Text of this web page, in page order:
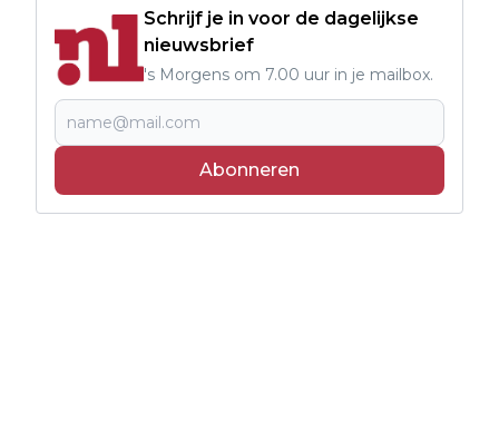
Schrijf je in voor de dagelijkse
nieuwsbrief
's Morgens om 7.00 uur in je mailbox.
Abonneren